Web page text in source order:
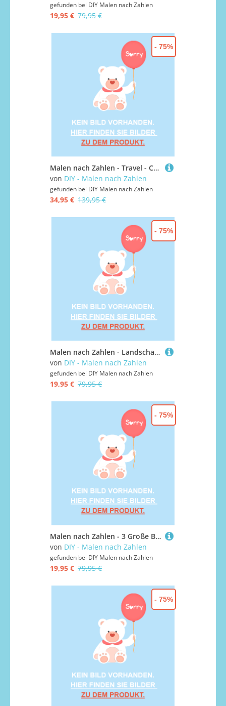
gefunden bei DIY Malen nach Zahlen
19,95 € 79,95 €
Malen nach Zahlen - Travel - China, mit Rahmen
von DIY - Malen nach Zahlen
gefunden bei DIY Malen nach Zahlen
34,95 € 139,95 €
- 75%
Malen nach Zahlen - Landschaft Illustration 11, ohne Rahmen
von DIY - Malen nach Zahlen
gefunden bei DIY Malen nach Zahlen
19,95 € 79,95 €
- 75%
Malen nach Zahlen - 3 Große Buddha Statuen, ohne Rahmen
von DIY - Malen nach Zahlen
gefunden bei DIY Malen nach Zahlen
19,95 € 79,95 €
- 75%
- 75%